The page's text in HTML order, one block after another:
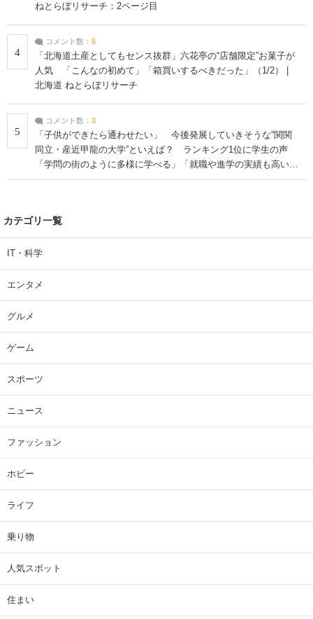
ねとらぼリサーチ：2ページ目
4
コメント数： 5
「北海道土産としてもセンス抜群」六花亭の“店舗限定”お菓子が
人気 「こんなの初めて」「箱買いするべきだった」（1/2） |
北海道 ねとらぼリサーチ
5
コメント数： 3
「子供ができたら通わせたい」 今後発展していきそうな“関関
同立・産近甲龍の大学”といえば？ ランキング1位に学生の声
「学問の街のように多様に学べる」「就職や進学の実績も高い」
| 大学 ねとらぼリサーチ
カテゴリ一覧
IT・科学
エンタメ
グルメ
ゲーム
スポーツ
ニュース
ファッション
ホビー
ライフ
乗り物
人気スポット
住まい